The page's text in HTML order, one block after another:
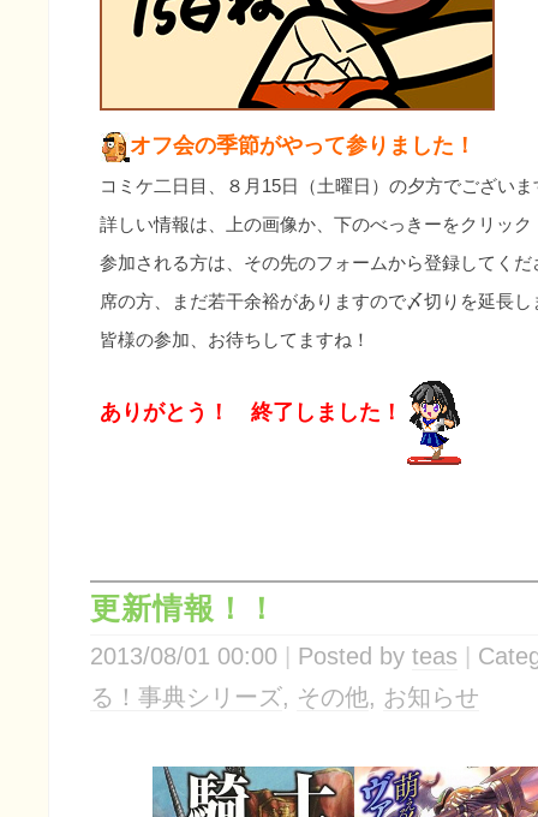
オフ会の季節がやって参りました！
コミケ二日目、８月15日（土曜日）の夕方でございま
詳しい情報は、上の画像か、下のべっきーをクリック
参加される方は、その先のフォームから登録してくだ
席の方、まだ若干余裕がありますので〆切りを延長し
皆様の参加、お待ちしてますね！
ありがとう！ 終了しました！
更新情報！！
2013/08/01 00:00 Posted by teas
る！事典シリーズ, その他, お知らせ